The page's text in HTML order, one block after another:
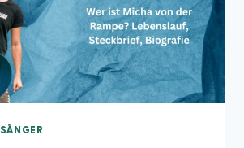
FERNSEHSENDUNG,
GÄSTE
UND
HIGHLIGHTS
SÄNGER